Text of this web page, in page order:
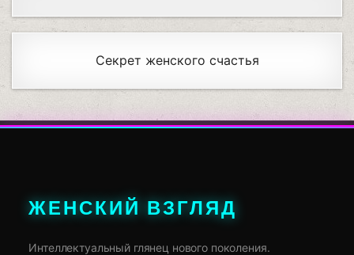
Секрет женского счастья
ЖЕНСКИЙ ВЗГЛЯД
Интеллектуальный глянец нового поколения.